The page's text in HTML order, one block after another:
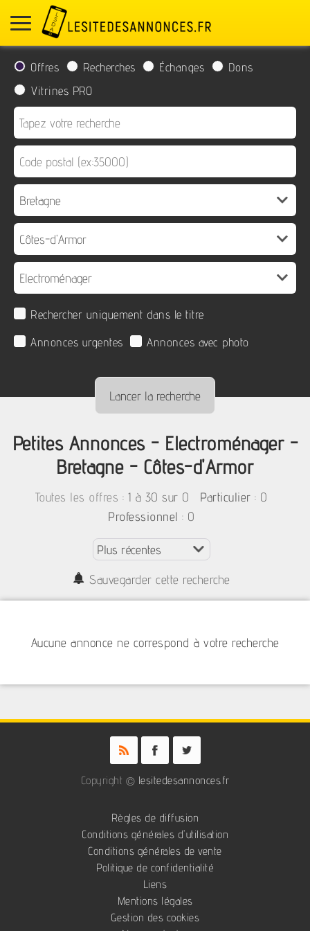
Offres Recherches Échanges
Dons
Vitrines PRO
Rechercher uniquement dans le titre
Annonces urgentes
Annonces avec photo
Petites Annonces - Electroménager -
Bretagne - Côtes-d'Armor
Toutes les offres : 1 à 30 sur 0 Particulier : 0
Professionnel : 0
Sauvegarder cette recherche
Aucune annonce ne correspond à votre recherche
Copyright © lesitedesannonces.fr
Règles de diffusion
Conditions générales d'utilisation
Conditions générales de vente
Politique de confidentialité
Liens
Mentions légales
Gestion des cookies